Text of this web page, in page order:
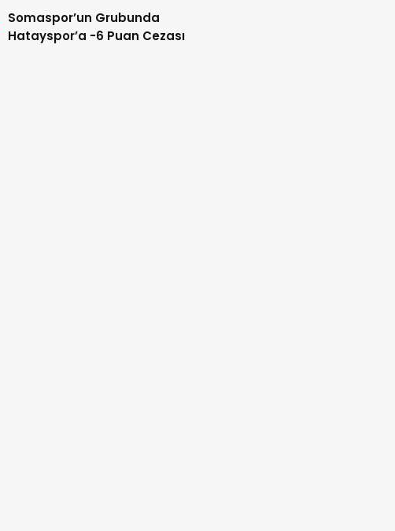
Somaspor’un Grubunda
Hatayspor’a -6 Puan Cezası